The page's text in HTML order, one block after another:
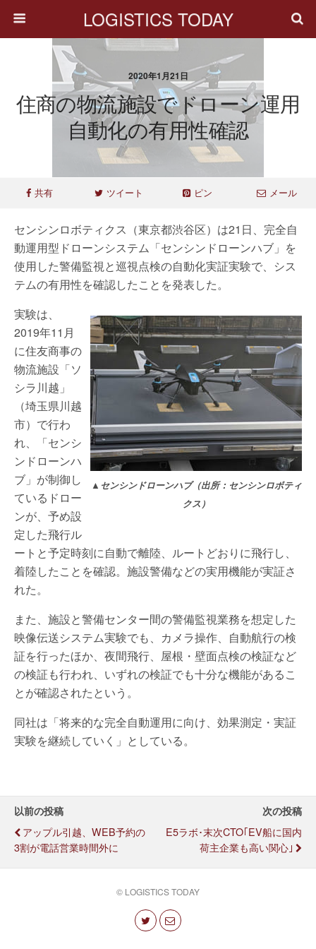
LOGISTICS TODAY
2020年1月21日
住商の物流施設でドローン運用
自動化の有用性確認
共有 ツイート ピン メール
センシンロボティクス（東京都渋谷区）は21日、完全自
動運用型ドローンシステム「センシンドローンハブ」を
使用した警備監視と巡視点検の自動化実証実験で、シス
テムの有用性を確認したことを発表した。
▲センシンドローンハブ（出所：センシンロボティ
クス）
実験は、
2019年11月
に住友商事の
物流施設「ソ
シラ川越」
（埼玉県川越
市）で行わ
れ、「センシ
ンドローンハ
ブ」が制御し
ているドロー
ンが、予め設
定した飛行ル
ートと予定時刻に自動で離陸、ルートどおりに飛行し、
着陸したことを確認。施設警備などの実用機能が実証さ
れた。
また、施設と警備センター間の警備監視業務を想定した
映像伝送システム実験でも、カメラ操作、自動航行の検
証を行ったほか、夜間飛行、屋根・壁面点検の検証など
の検証も行われ、いずれの検証でも十分な機能があるこ
とが確認されたという。
同社は「将来的な完全自動運用に向け、効果測定・実証
実験を継続していく」としている。
以前の投稿
アップル引越、WEB予約の
3割が電話営業時間外に
次の投稿
E5ラボ･末次CTO｢EV船に国内
荷主企業も高い関心｣
© LOGISTICS TODAY